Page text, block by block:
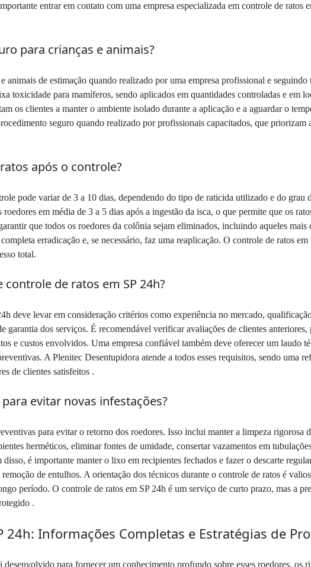
entrar em contato com uma empresa especializada em controle de ratos
para crianças e animais?
animais de estimação quando realizado por uma empresa profissional e seguindo
toxicidade para mamíferos, sendo aplicados em quantidades controladas e em
os clientes a manter o ambiente isolado durante a aplicação e a aguardar o
seguro quando realizado por profissionais capacitados, que priorizam
após o controle?
pode variar de 3 a 10 dias, dependendo do tipo de raticida utilizado e do grau
em média de 3 a 5 dias após a ingestão da isca, o que permite que os
que todos os roedores da colônia sejam eliminados, incluindo aqueles
erradicação e, se necessário, faz uma reaplicação. O controle de ratos
total.
de ratos em SP 24h?
deve levar em consideração critérios como experiência no mercado,
dos serviços. É recomendável verificar avaliações de clientes
e custos envolvidos. Uma empresa confiável também deve oferecer um laudo
A Plenitec Desentupidora atende a todos esses requisitos, sendo uma
de clientes satisfeitos .
evitar novas infestações?
para evitar o retorno dos roedores. Isso inclui manter a limpeza rigorosa
herméticos, eliminar fontes de umidade, consertar vazamentos em
é importante manter o lixo em recipientes fechados e fazer o descarte
de entulhos. A orientação dos técnicos durante o controle de ratos é
período. O controle de ratos em SP 24h é um serviço de curto prazo, mas a
.
24h: Informações Completas e Estratégias de
para fornecer um conhecimento profundo sobre esses roedores, os